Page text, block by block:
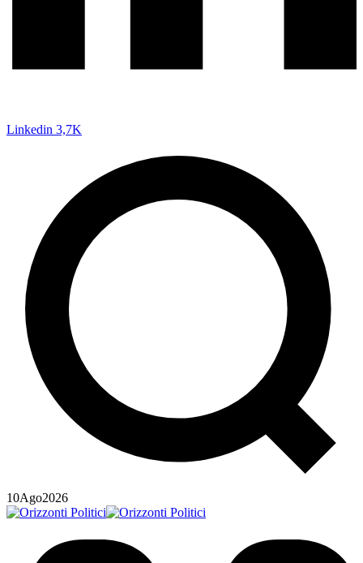
Linkedin 3,7K
10Ago2026